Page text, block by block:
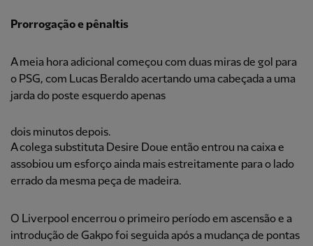
Prorrogação e pênaltis
A meia hora adicional começou com duas miras de gol para
o PSG, com Lucas Beraldo acertando uma cabeçada a uma
jarda do poste esquerdo apenas
dois minutos depois.
A colega substituta Desire Doue então entrou na caixa e
assobiou um esforço ainda mais estreitamente para o lado
errado da mesma peça de madeira.
O Liverpool encerrou o primeiro período em ascensão e a
introdução de Gakpo foi seguida após a mudança de pontas